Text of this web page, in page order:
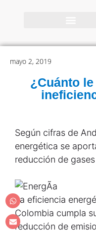
mayo 2, 2019
¿Cuánto
Según cifras de
energética se
reducción de
La eficiencia
Colombia cumpla
reducción de